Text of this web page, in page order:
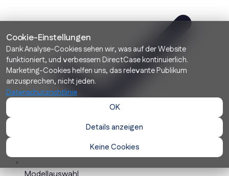
Cookie-Einstellungen
Dank Analyse-Cookies sehen wir, was auf der Website
funktioniert, und verbessern DirectCase kontinuierlich.
Marketing-Cookies helfen uns, das relevante Publikum
anzusprechen, nicht jeden.
Datenschutzrichtlinie
OK
Details anzeigen
Keine Cookies